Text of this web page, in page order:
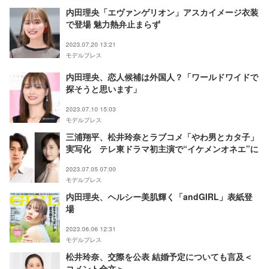
内田理央「エヴァンゲリオン」アスカイメージ衣装
で登場 魅力熱弁止まらず
2023.07.20 13:21
モデルプレス
内田理央、恋人候補は外国人？「ワールドワイドで
探そうと思います」
2023.07.10 15:03
モデルプレス
三浦翔平、松井玲奈とラブコメ「やわ男とカタ子」
実写化 テレ東ドラマ初主演で“イケメンオネエ”に
2023.07.05 07:00
モデルプレス
内田理央、ヘルシー美肌輝く「andGIRL」表紙登
場
2023.06.06 12:31
モデルプレス
松井玲奈、交際を公表 結婚予定についても言及＜